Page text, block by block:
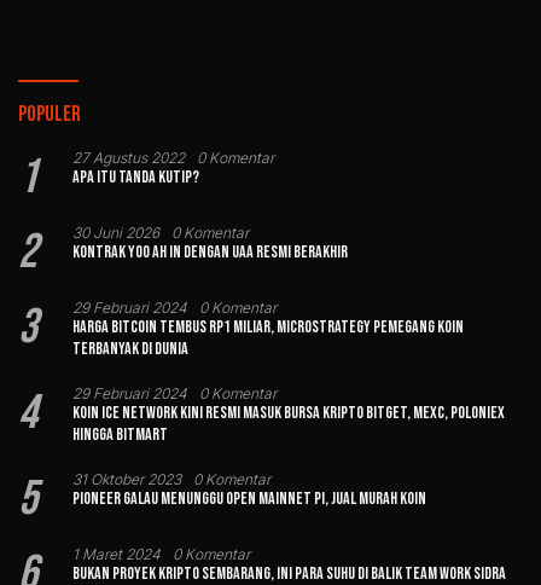
Populer
1 27 Agustus 2022 0 Komentar
Apa Itu Tanda Kutip?
2 30 Juni 2026 0 Komentar
Kontrak Yoo Ah In dengan UAA Resmi Berakhir
3 29 Februari 2024 0 Komentar
Harga Bitcoin Tembus Rp1 Miliar, MicroStrategy Pemegang Koin
Terbanyak di Dunia
4 29 Februari 2024 0 Komentar
Koin Ice Network Kini Resmi Masuk Bursa Kripto Bitget, MEXC, Poloniex
hingga BitMart
5 31 Oktober 2023 0 Komentar
Pioneer Galau Menunggu Open Mainnet Pi, Jual Murah Koin
1 Maret 2024 0 Komentar
Bukan Proyek Kripto Sembarang, Ini Para Suhu di Balik Team Work Sidra